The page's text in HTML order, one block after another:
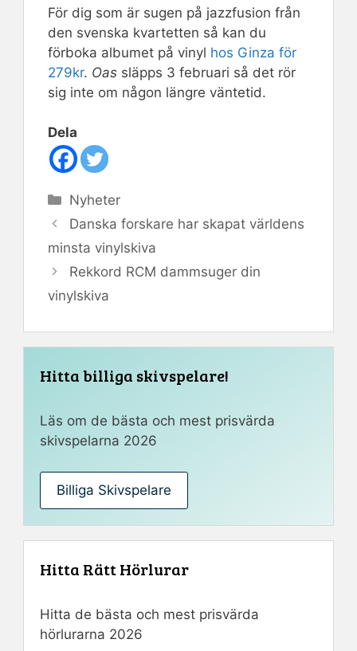
För dig som är sugen på jazzfusion från
den svenska kvartetten så kan du
förboka albumet på vinyl hos Ginza för
279kr. Oas släpps 3 februari så det rör
sig inte om någon längre väntetid.
Dela
Kategorier
Nyheter
Danska forskare har skapat världens
minsta vinylskiva
Rekkord RCM dammsuger din
vinylskiva
Hitta billiga skivspelare!
Läs om de bästa och mest prisvärda
skivspelarna 2026
Billiga Skivspelare
Hitta Rätt Hörlurar
Hitta de bästa och mest prisvärda
hörlurarna 2026